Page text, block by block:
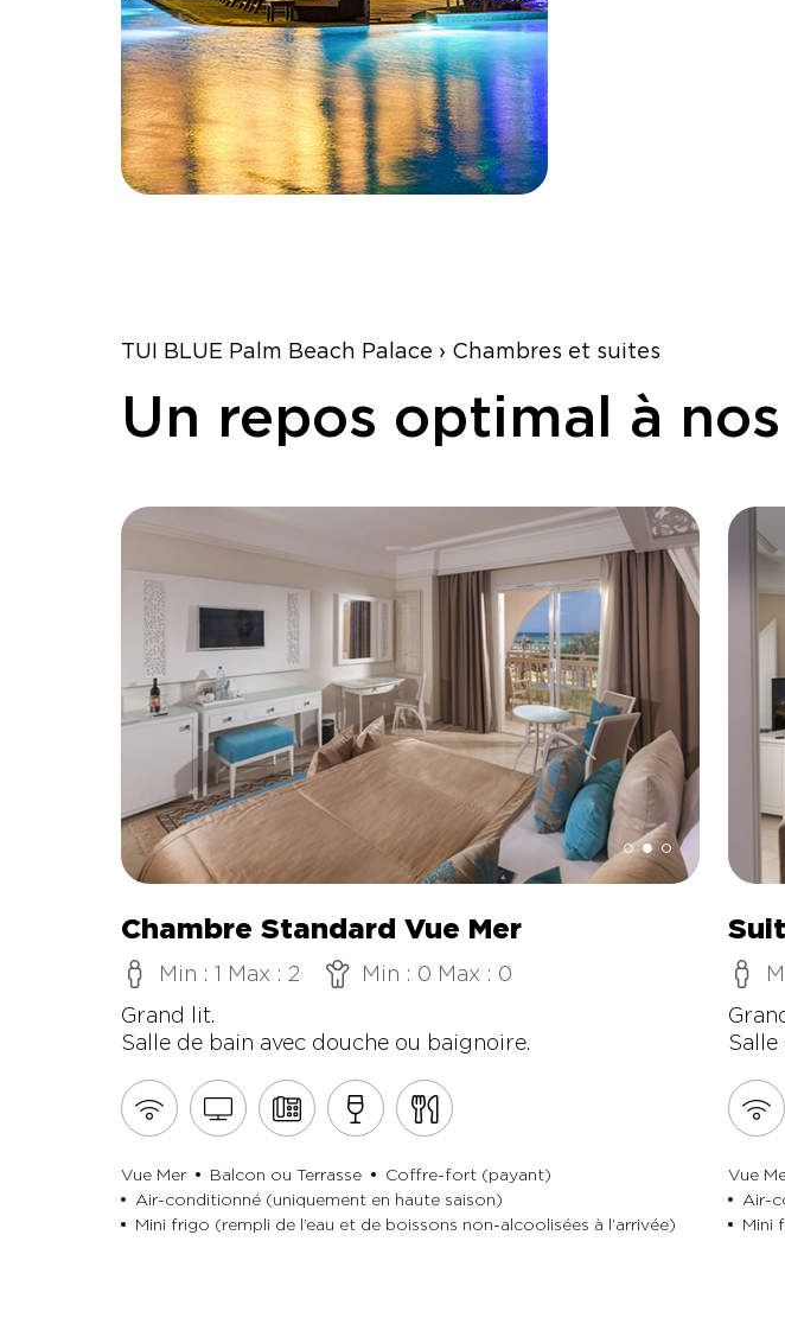
TUI BLUE Palm Beach Palace › Chambres et suites
Un repos optimal à
Chambre Standard Vue Mer
Min : 1 Max : 2
Min : 0 Max : 0
Grand lit.
Salle de bain avec douche ou baignoire.
Vue Mer Balcon ou Terrasse
Coffre-fort (payant)
Air-conditionné (uniquement en haute saison)
Mini frigo (rempli de l’eau et de boissons non-alcoolisées à l’arrivée)
Vue
Air-
Mini